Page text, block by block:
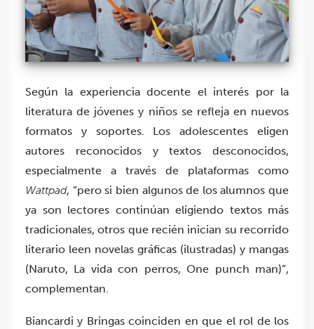
Según la experiencia docente el interés por la
literatura de jóvenes y niños se refleja en nuevos
formatos y soportes. Los adolescentes eligen
autores reconocidos y textos desconocidos,
especialmente a través de plataformas como
Wattpad, “pero si bien algunos de los alumnos que
ya son lectores continúan eligiendo textos más
tradicionales, otros que recién inician su recorrido
literario leen novelas gráficas (ilustradas) y mangas
(Naruto, La vida con perros, One punch man)”,
complementan.
Biancardi y Bringas coinciden en que el rol de los